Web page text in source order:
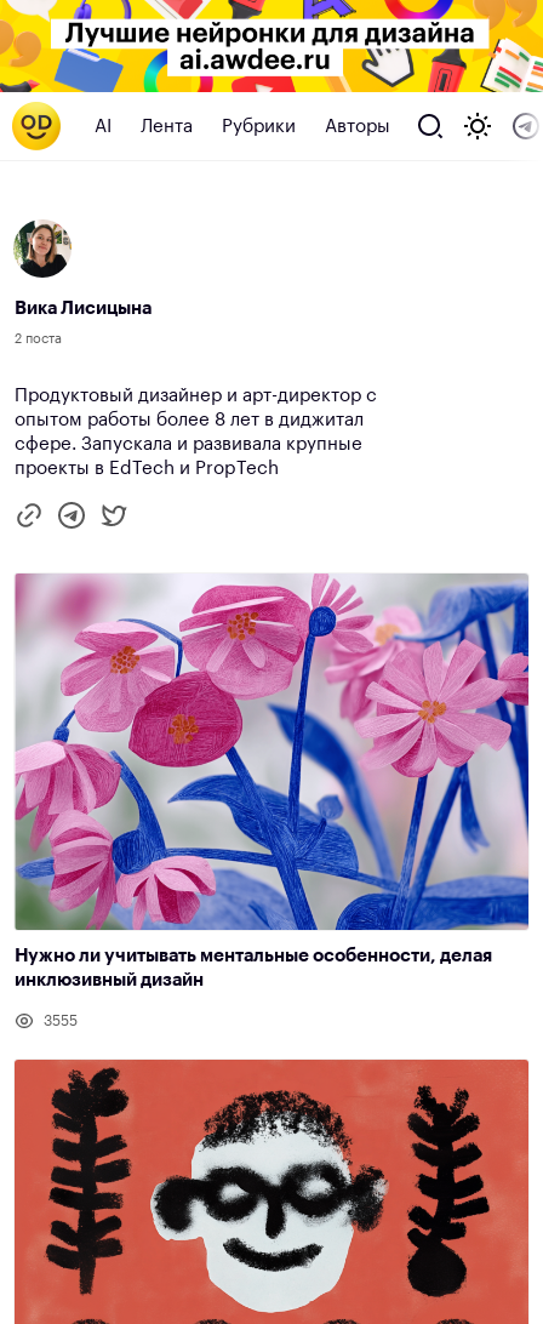
AI Лента Рубрики Авторы
Вика Лисицына
2 поста
Продуктовый дизайнер и арт-директор с
опытом работы более 8 лет в диджитал
сфере. Запускала и развивала крупные
проекты в EdTech и PropTech
Нужно ли учитывать ментальные особенности, делая
инклюзивный дизайн
3555